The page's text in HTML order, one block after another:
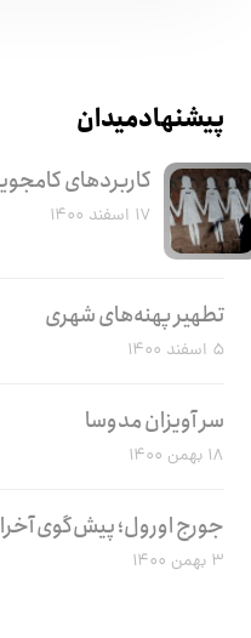
پیشنهاد میدان
کاربرد‌های
۱۷ اسفند ۱۴۰۰
تطهیر پهنه‌های شهری
۵ اسفند ۱۴۰۰
سر آویزان مدوسا
۱۸ بهمن ۱۴۰۰
جورج اورول؛ پیش‌گوی
۳ بهمن ۱۴۰۰